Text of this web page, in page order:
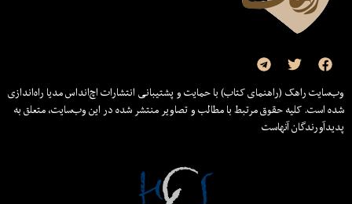
وب‌سایت راهک (راهنمای کتاب) با حمایت و پشتیبانی انتشارات اچ‌اند‌اس مدیا راه‌اندازی
شده است. کلیه حقوق مرتبط با مطالب و تصاویر منتشر شده در این وب‌سایت، متعلق به
پدیدآورندگان آنهاست